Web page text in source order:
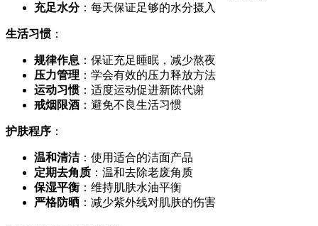
充足水分：每天保证足够的水分摄入
生活习惯：
规律作息 ：保证充足睡眠，减少熬夜
压力管理 ：学会有效的压力释放方法
运动习惯：适度运动促进新陈代谢
戒烟限酒 ：避免不良生活习惯
护肤程序 ：
温和清洁：使用适合的洁面产品
定期去角质 ：温和去除老废角质
保湿平衡 ：维持肌肤水油平衡
严格防晒 ：减少紫外线对肌肤的伤害